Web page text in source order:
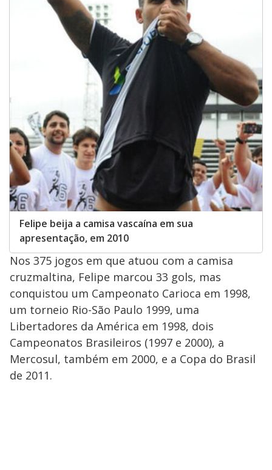
Felipe beija a camisa vascaína em sua
apresentação, em 2010
Nos 375 jogos em que atuou com a camisa
cruzmaltina, Felipe marcou 33 gols, mas
conquistou um Campeonato Carioca em 1998,
um torneio Rio-São Paulo 1999, uma
Libertadores da América em 1998, dois
Campeonatos Brasileiros (1997 e 2000), a
Mercosul, também em 2000, e a Copa do Brasil
de 2011.